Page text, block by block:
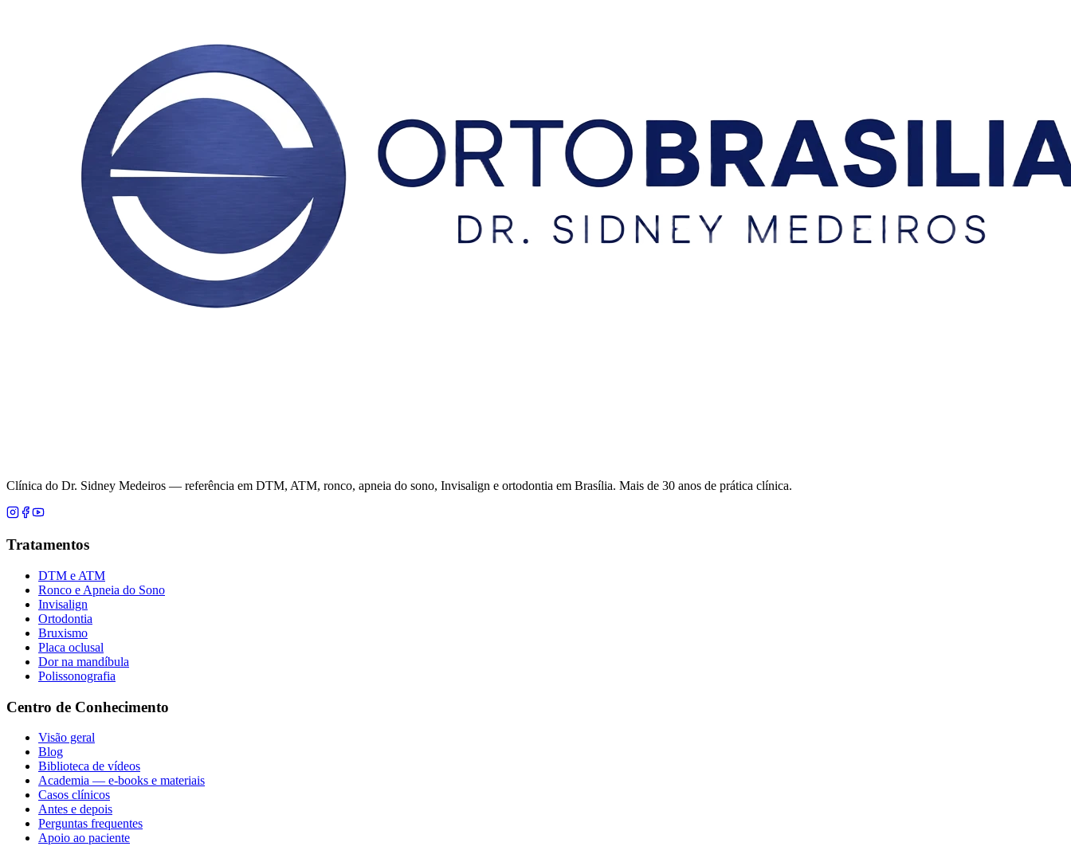
Clínica do Dr. Sidney Medeiros — referência em DTM, ATM, ronco, apneia do sono, Invisalign e ortodontia em Brasília. Mais de 30 anos de prática clínica.
Tratamentos
DTM e ATM
Ronco e Apneia do Sono
Invisalign
Ortodontia
Bruxismo
Placa oclusal
Dor na mandíbula
Polissonografia
Centro de Conhecimento
Visão geral
Blog
Biblioteca de vídeos
Academia — e-books e materiais
Casos clínicos
Antes e depois
Perguntas frequentes
Apoio ao paciente